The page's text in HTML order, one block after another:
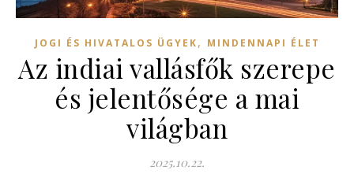
JOGI ÉS HIVATALOS ÜGYEK, MINDENNAPI ÉLET
Az indiai vallásfők szerepe
és jelentősége a mai
világban
2025.10.22.